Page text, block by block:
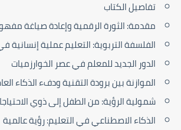
تفاصيل الكتاب
مقدمة: الثورة الرقمية وإعادة صياغة
الفلسفة التربوية: التعليم عملية إنسانية
الدور الجديد للمعلم في عصر الخوارزميات
الموازنة بين برودة التقنية ودفء الذكاء
شمولية الرؤية: من الطفل إلى ذوي
الذكاء الاصطناعي في التعليم: رؤية عالمية